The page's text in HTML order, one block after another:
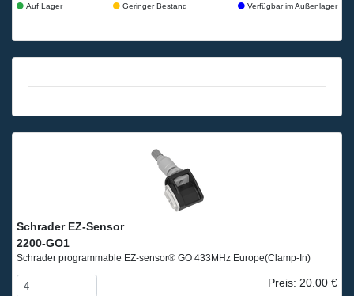
Auf Lager Geringer Bestand Verfügbar im Außenlager
Schrader EZ-Sensor
2200-GO1
Schrader programmable EZ-sensor® GO 433MHz Europe(Clamp-In)
Preis: 20.00 €